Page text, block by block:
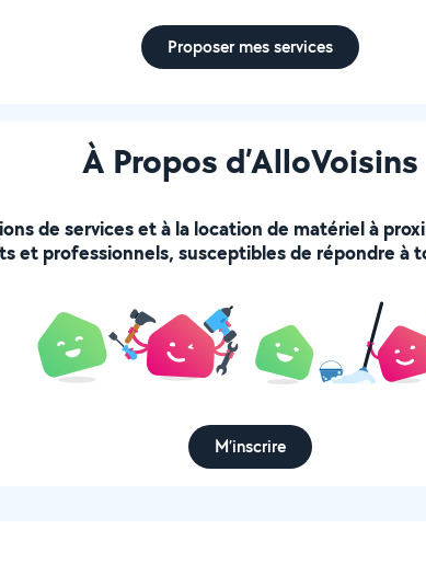
Proposer mes services
À Propos d’AlloVoisins
de services et à la location de matériel à
et professionnels, susceptibles de répondre à
M’inscrire